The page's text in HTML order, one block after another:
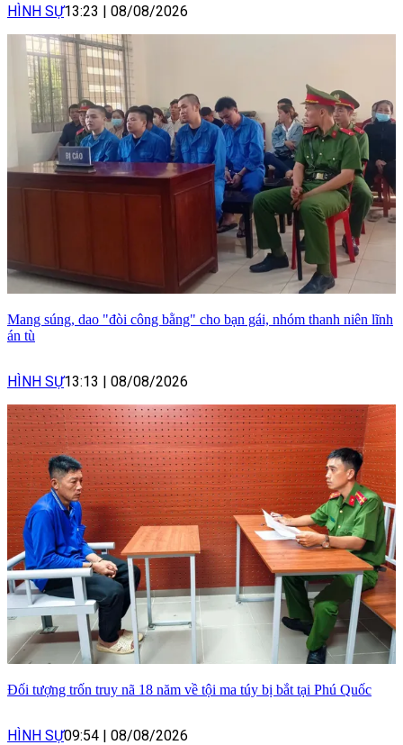
HÌNH SỰ13:23 | 08/08/2026
Mang súng, dao "đòi công bằng" cho bạn gái, nhóm thanh niên lĩnh
án tù
HÌNH SỰ13:13 | 08/08/2026
Đối tượng trốn truy nã 18 năm về tội ma túy bị bắt tại Phú Quốc
HÌNH SỰ09:54 | 08/08/2026